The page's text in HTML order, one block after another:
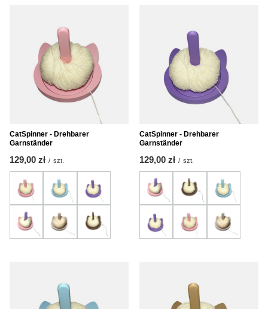
CatSpinner - Drehbarer
Garnständer
129,00 zł / szt.
CatSpinner - Drehbarer
Garnständer
129,00 zł / szt.